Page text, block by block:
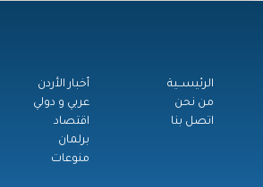
الرئيســية
من نحن
اتصل بنا
أخبار الأردن
عربي و دولي
اقتصاد
برلمان
منوعات